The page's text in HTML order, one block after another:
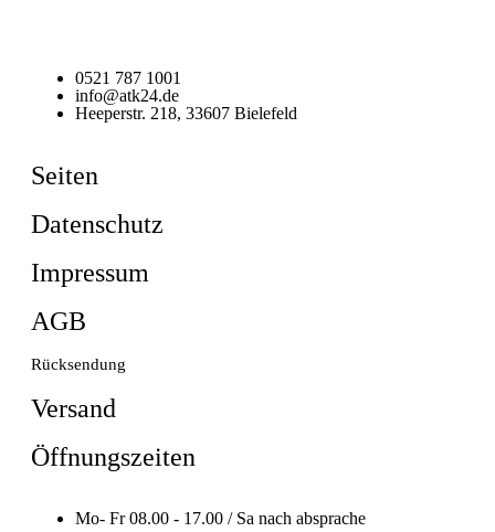
0521 787 1001
info@atk24.de
Heeperstr. 218, 33607 Bielefeld
Seiten
Datenschutz
Impressum
AGB
Rücksendung
Versand
Öffnungszeiten
Mo- Fr 08.00 - 17.00 / Sa nach absprache